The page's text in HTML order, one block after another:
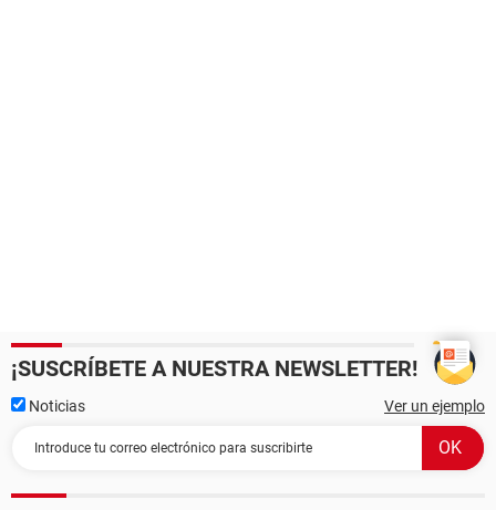
¡SUSCRÍBETE A NUESTRA NEWSLETTER!
Noticias Ver un ejemplo